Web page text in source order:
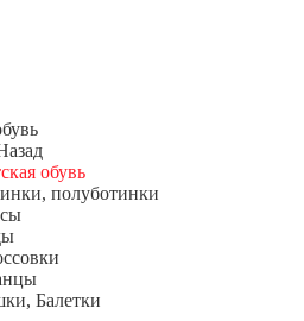
обувь
полуботинки
Балетки